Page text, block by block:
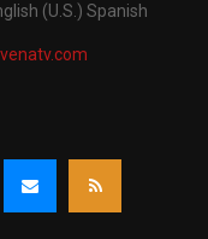
(U.S.) Spanish